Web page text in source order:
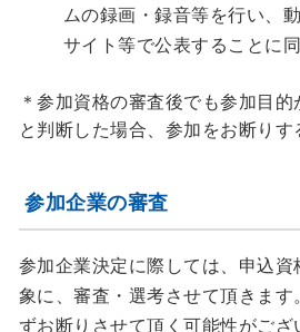
ムの録画・録音等を行い、
サイト等で公表することに
＊参加資格の審査後でも参加目
と判断した場合、参加をお断りす
参加企業の審査
参加企業決定に際しては、申込
象に、審査・選考させて頂きま
ずお断りさせて頂く可能性がござ